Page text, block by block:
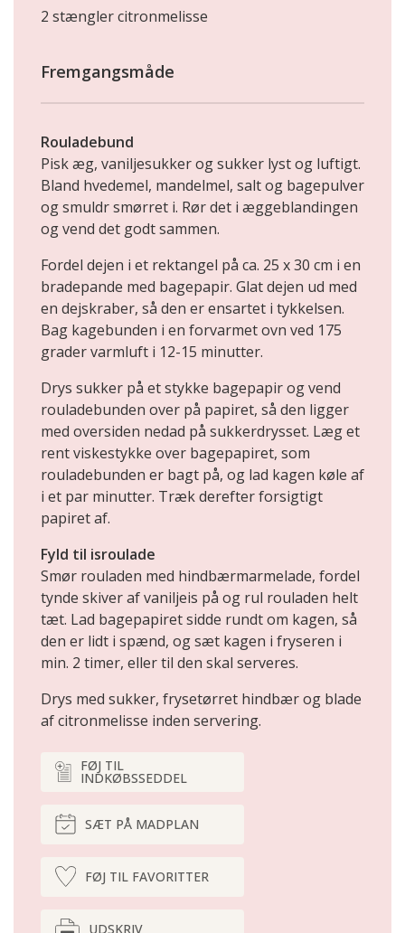
2 stængler citronmelisse
Fremgangsmåde
Rouladebund
Pisk æg, vaniljesukker og sukker lyst og luftigt.
Bland hvedemel, mandelmel, salt og bagepulver
og smuldr smørret i. Rør det i æggeblandingen
og vend det godt sammen.
Fordel dejen i et rektangel på ca. 25 x 30 cm i en
bradepande med bagepapir. Glat dejen ud med
en dejskraber, så den er ensartet i tykkelsen.
Bag kagebunden i en forvarmet ovn ved 175
grader varmluft i 12-15 minutter.
Drys sukker på et stykke bagepapir og vend
rouladebunden over på papiret, så den ligger
med oversiden nedad på sukkerdrysset. Læg et
rent viskestykke over bagepapiret, som
rouladebunden er bagt på, og lad kagen køle af
i et par minutter. Træk derefter forsigtigt
papiret af.
Fyld til isroulade
Smør rouladen med hindbærmarmelade, fordel
tynde skiver af vaniljeis på og rul rouladen helt
tæt. Lad bagepapiret sidde rundt om kagen, så
den er lidt i spænd, og sæt kagen i fryseren i
min. 2 timer, eller til den skal serveres.
Drys med sukker, frysetørret hindbær og blade
af citronmelisse inden servering.
FØJ TIL
INDKØBSSEDDEL
SÆT PÅ MADPLAN
FØJ TIL FAVORITTER
UDSKRIV